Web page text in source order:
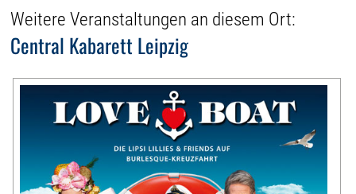
Weitere Veranstaltungen an diesem Ort:
Central Kabarett Leipzig